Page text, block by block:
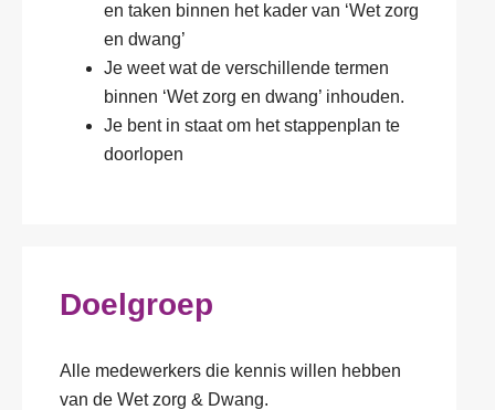
en taken binnen het kader van ‘Wet zorg
en dwang’
Je weet wat de verschillende termen
binnen ‘Wet zorg en dwang’ inhouden.
Je bent in staat om het stappenplan te
doorlopen
Doelgroep
Alle medewerkers die kennis willen hebben
van de Wet zorg & Dwang.